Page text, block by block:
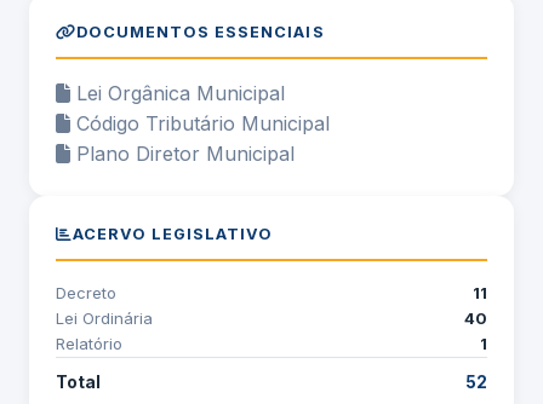
DOCUMENTOS ESSENCIAIS
Lei Orgânica Municipal
Código Tributário Municipal
Plano Diretor Municipal
ACERVO LEGISLATIVO
Decreto
11
Lei Ordinária
40
Relatório
1
Total
52